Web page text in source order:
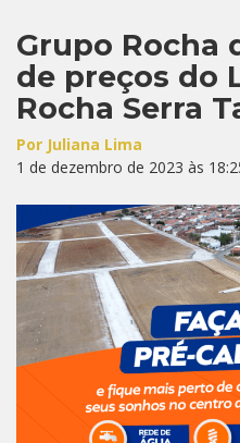
Grupo Rocha
de preços do
Rocha Serra
Por Juliana Lima
1 de dezembro de 2023 às